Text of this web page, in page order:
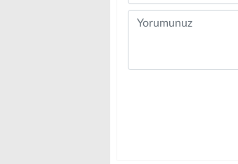
Comment